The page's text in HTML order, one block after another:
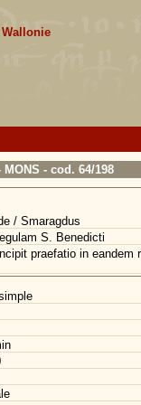
- cod. 64/198
/ Smaragdus
S. Benedicti
praefatio in